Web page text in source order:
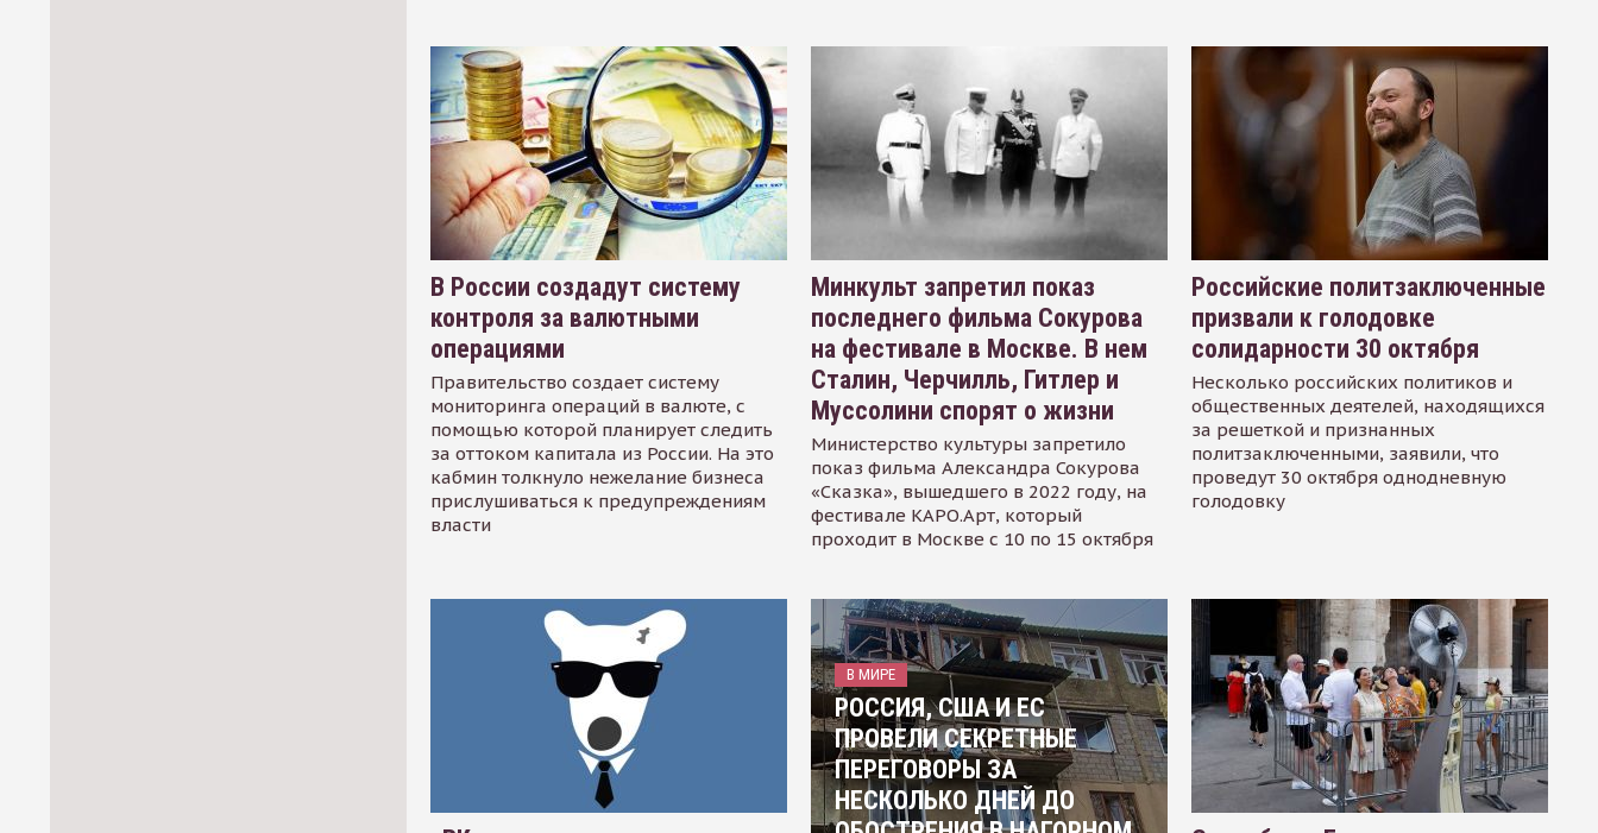
В России создадут систему
контроля за валютными
операциями
Правительство создает систему
мониторинга операций в валюте, с
помощью которой планирует следить
за оттоком капитала из России. На это
кабмин толкнуло нежелание бизнеса
прислушиваться к предупреждениям
власти
Минкульт запретил показ
последнего фильма Сокурова
на фестивале в Москве. В нем
Сталин, Черчилль, Гитлер и
Муссолини спорят о жизни
Министерство культуры запретило
показ фильма Александра Сокурова
«Сказка», вышедшего в 2022 году, на
фестивале КАРО.Арт, который
проходит в Москве с 10 по 15 октября
Российские политзаключенные
призвали к голодовке
солидарности 30 октября
Несколько российских политиков и
общественных деятелей, находящихся
за решеткой и признанных
политзаключенными, заявили, что
проведут 30 октября однодневную
голодовку
В МИРЕ
РОССИЯ, США И ЕС
ПРОВЕЛИ СЕКРЕТНЫЕ
ПЕРЕГОВОРЫ ЗА
НЕСКОЛЬКО ДНЕЙ ДО